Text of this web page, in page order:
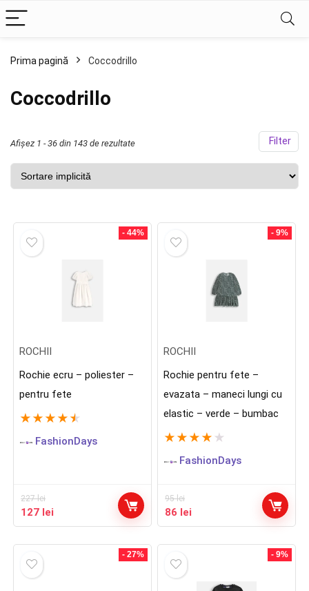
Prima pagină Coccodrillo
Coccodrillo
Filter
Afișez 1 - 36 din 143 de rezultate
- 44%
ROCHII
Rochie ecru – poliester –
pentru fete
★ ★ ★ ★ ★
FashionDays
227lei
Prețul
inițial
227 lei.
127 lei
curent
- 9%
ROCHII
Rochie pentru fete –
evazata – maneci lungi cu
elastic – verde – bumbac
★ ★ ★ ★ ★
FashionDays
95lei
Prețul
inițial
95 lei.
86 lei
curent
- 27% - 9%